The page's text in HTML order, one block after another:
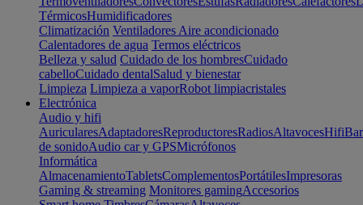
TérmicosHumidificadores
Climatización Ventiladores Aire acondicionado
Calentadores de agua Termos eléctricos
Belleza y salud Cuidado de los hombresCuidado
cabelloCuidado dentalSalud y bienestar
Limpieza Limpieza a vaporRobot limpiacristales
Electrónica
Audio y hifi
AuricularesAdaptadoresReproductoresRadiosAltavocesHifi
de sonidoAudio car y GPSMicrófonos
Informática
AlmacenamientoTabletsComplementosPortátilesImpresoras
Gaming & streaming Monitores gamingAccesorios